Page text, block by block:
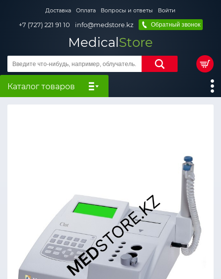
Доставка Оплата Вопросы и ответы Войти
+7 (727) 221 91 10 info@medstore.kz Обратный звонок
MedicalStore
Каталог товаров